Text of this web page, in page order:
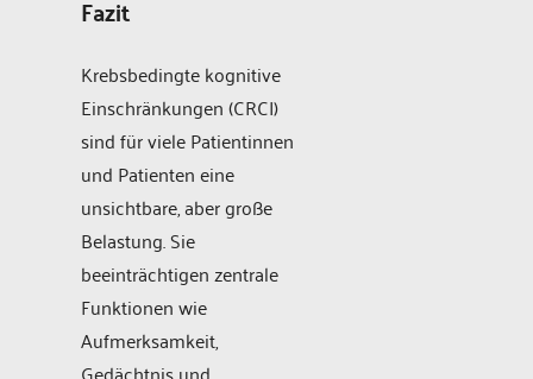
Fazit
Krebsbedingte kognitive
Einschränkungen (CRCI)
sind für viele Patientinnen
und Patienten eine
unsichtbare, aber große
Belastung. Sie
beeinträchtigen zentrale
Funktionen wie
Aufmerksamkeit,